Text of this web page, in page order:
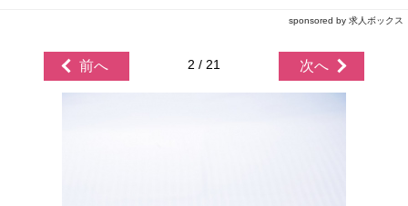
sponsored by 求人ボックス
前へ 2 / 21 次へ